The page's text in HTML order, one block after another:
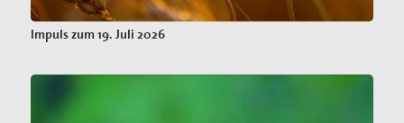
Impuls zum 19. Juli 2026